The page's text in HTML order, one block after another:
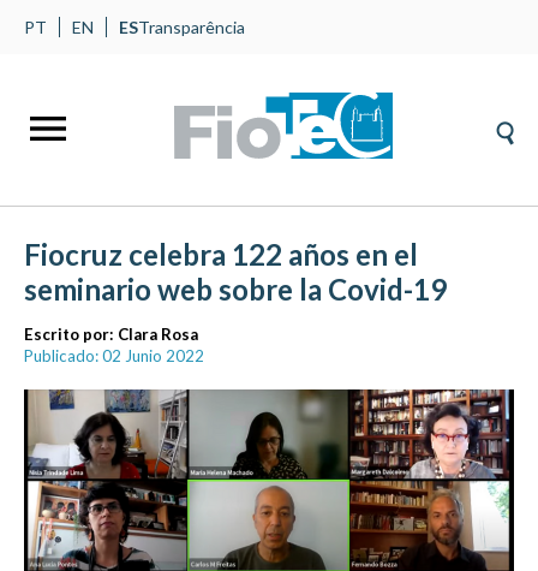
PT EN ESTransparência
Fiocruz celebra 122 años en el
seminario web sobre la Covid-19
Escrito por: Clara Rosa
Publicado: 02 Junio 2022